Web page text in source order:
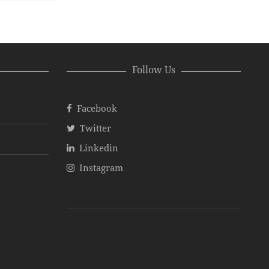
Follow Us
Facebook
Twitter
Linkedin
Instagram